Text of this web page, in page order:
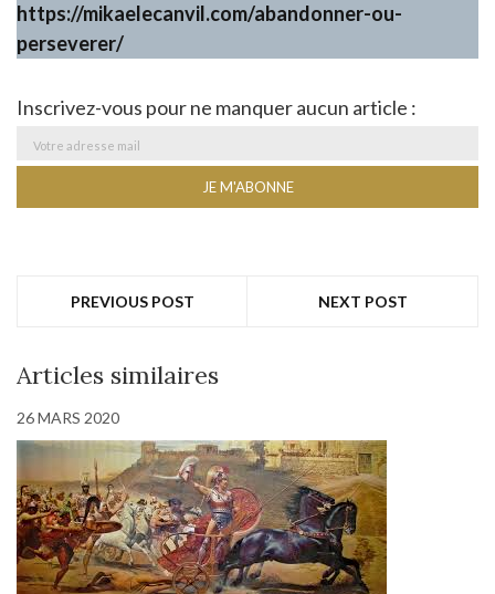
https://mikaelecanvil.com/abandonner-ou-
perseverer/
Inscrivez-vous pour ne manquer aucun article :
PREVIOUS POST NEXT POST
Articles similaires
26 MARS 2020